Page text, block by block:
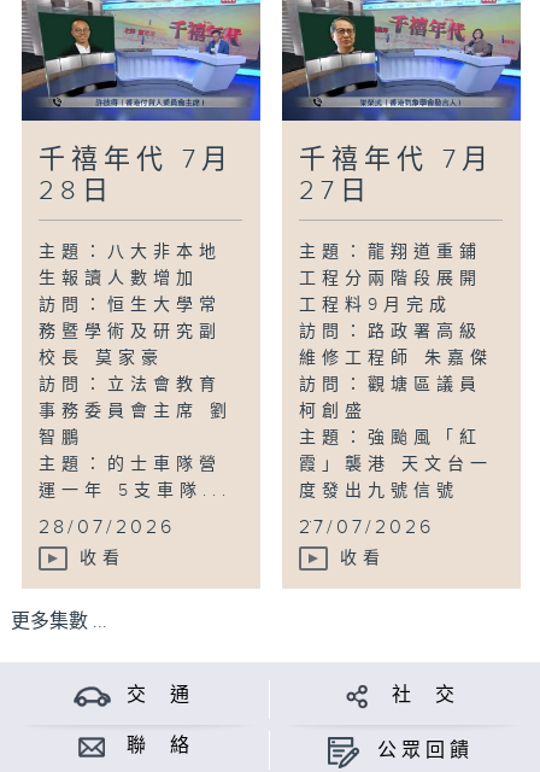
千禧年代 7月
28日
主題：八大非本地
生報讀人數增加
訪問：恒生大學常
務暨學術及研究副
校長 莫家豪
訪問：立法會教育
事務委員會主席 劉
智鵬
主題：的士車隊營
運一年 5支車隊...
28/07/2026
收看
千禧年代 7月
27日
主題：龍翔道重鋪
工程分兩階段展開
工程料9月完成
訪問：路政署高級
維修工程師 朱嘉傑
訪問：觀塘區議員
柯創盛
主題：強颱風「紅
霞」襲港 天文台一
度發出九號信號
...
27/07/2026
收看
更多集數 ...
交 通 社 交
聯 絡 公眾回饋